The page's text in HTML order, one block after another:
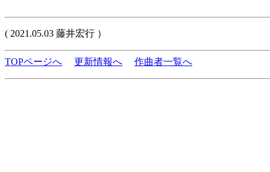
( 2021.05.03 藤井宏行 ）
TOPページへ 更新情報へ 作曲者一覧へ